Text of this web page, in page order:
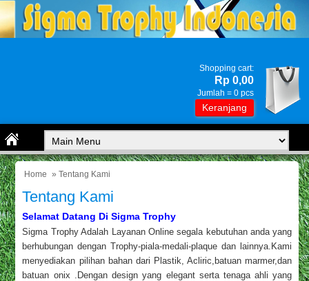
Shopping cart:
Rp 0,00
Jumlah = 0 pcs
Keranjang
Home » Tentang Kami
Tentang Kami
Selamat Datang Di Sigma Trophy
Sigma Trophy Adalah Layanan Online segala kebutuhan anda yang
berhubungan dengan Trophy-piala-medali-plaque dan lainnya.Kami
menyediakan pilihan bahan dari Plastik, Acliric,batuan marmer,dan
batuan onix .Dengan design yang elegant serta tenaga ahli yang